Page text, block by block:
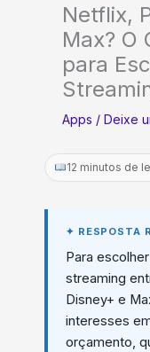
Netflix,
Max? O
para
Apps / Deixe
12 minutos de
Para
streaming
Disney+ e
interesses
orçamento,